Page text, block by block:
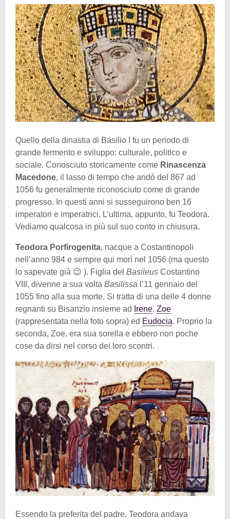
Quello della dinastia di Basilio I fu un periodo di
grande fermento e sviluppo: culturale, politico e
sociale. Conosciuto storicamente come Rinascenza
Macedone, il lasso di tempo che andò del 867 ad
1056 fu generalmente riconosciuto come di grande
progresso. In questi anni si susseguirono ben 16
imperatori e imperatrici. L’ultima, appunto, fu Teodora.
Vediamo qualcosa in più sul suo conto in chiusura.
Teodora Porfirogenita, nacque a Costantinopoli
nell’anno 984 e sempre qui morì nel 1056 (ma questo
lo sapevate già 😉 ). Figlia del Basileus Costantino
VIII, divenne a sua volta Basilissa l’11 gennaio del
1055 fino alla sua morte. Si tratta di una delle 4 donne
regnanti su Bisanzio insieme ad
Irene, Zoe
(rappresentata nella foto sopra) ed Eudocia. Proprio la
seconda, Zoe, era sua sorella e ebbero non poche
cose da dirsi nel corso dei loro scontri.
Essendo la preferita del padre, Teodora andava